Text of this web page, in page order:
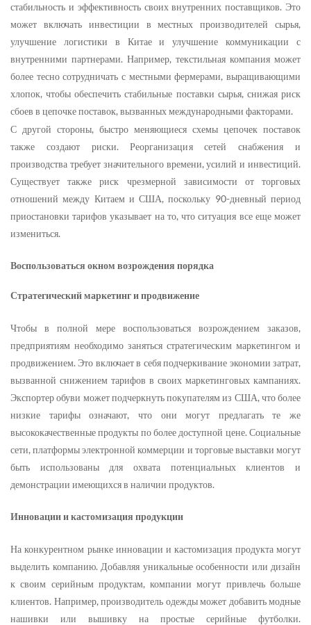
стабильность и эффективность своих внутренних поставщиков. Это
может включать инвестиции в местных производителей сырья,
улучшение логистики в Китае и улучшение коммуникации с
внутренними партнерами. Например, текстильная компания может
более тесно сотрудничать с местными фермерами, выращивающими
хлопок, чтобы обеспечить стабильные поставки сырья, снижая риск
сбоев в цепочке поставок, вызванных международными факторами.
С другой стороны, быстро меняющиеся схемы цепочек поставок
также создают риски. Реорганизация сетей снабжения и
производства требует значительного времени, усилий и инвестиций.
Существует также риск чрезмерной зависимости от торговых
отношений между Китаем и США, поскольку 90-дневный период
приостановки тарифов указывает на то, что ситуация все еще может
измениться.
Воспользоваться окном возрождения порядка
Стратегический маркетинг и продвижение
Чтобы в полной мере воспользоваться возрождением заказов,
предприятиям необходимо заняться стратегическим маркетингом и
продвижением. Это включает в себя подчеркивание экономии затрат,
вызванной снижением тарифов в своих маркетинговых кампаниях.
Экспортер обуви может подчеркнуть покупателям из США, что более
низкие тарифы означают, что они могут предлагать те же
высококачественные продукты по более доступной цене. Социальные
сети, платформы электронной коммерции и торговые выставки могут
быть использованы для охвата потенциальных клиентов и
демонстрации имеющихся в наличии продуктов.
Инновации и кастомизация продукции
На конкурентном рынке инновации и кастомизация продукта могут
выделить компанию. Добавляя уникальные особенности или дизайн
к своим серийным продуктам, компании могут привлечь больше
клиентов. Например, производитель одежды может добавить модные
нашивки или вышивку на простые серийные футболки.